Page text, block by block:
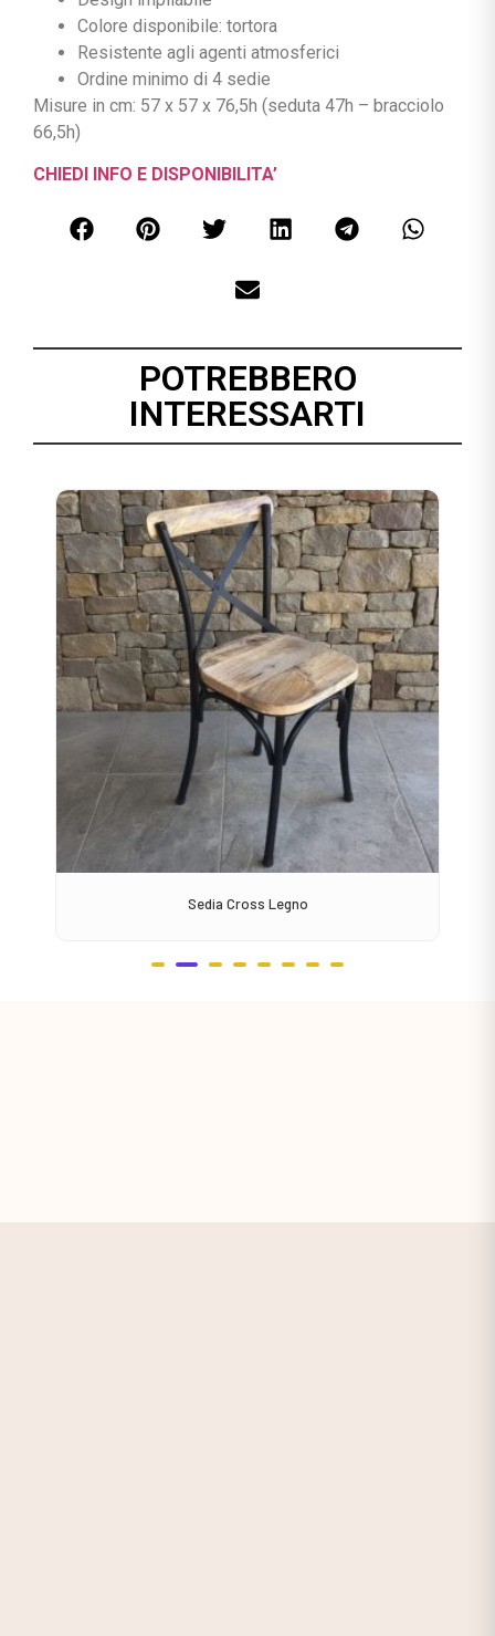
Colore disponibile: tortora
Resistente agli agenti atmosferici
Ordine minimo di 4 sedie
Misure in cm: 57 x 57 x 76,5h (seduta 47h – bracciolo
66,5h)
CHIEDI INFO E DISPONIBILITA’
POTREBBERO
INTERESSARTI
Sedia Cross Legno